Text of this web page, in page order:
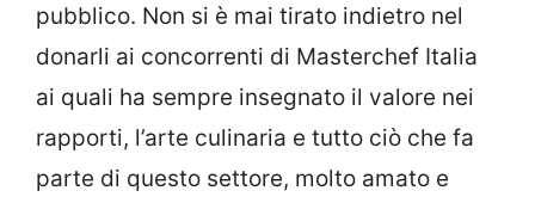
pubblico. Non si è mai tirato indietro nel
donarli ai concorrenti di Masterchef Italia
ai quali ha sempre insegnato il valore nei
rapporti, l’arte culinaria e tutto ciò che fa
parte di questo settore, molto amato e